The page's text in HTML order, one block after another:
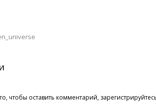
чтобы оставить комментарий,